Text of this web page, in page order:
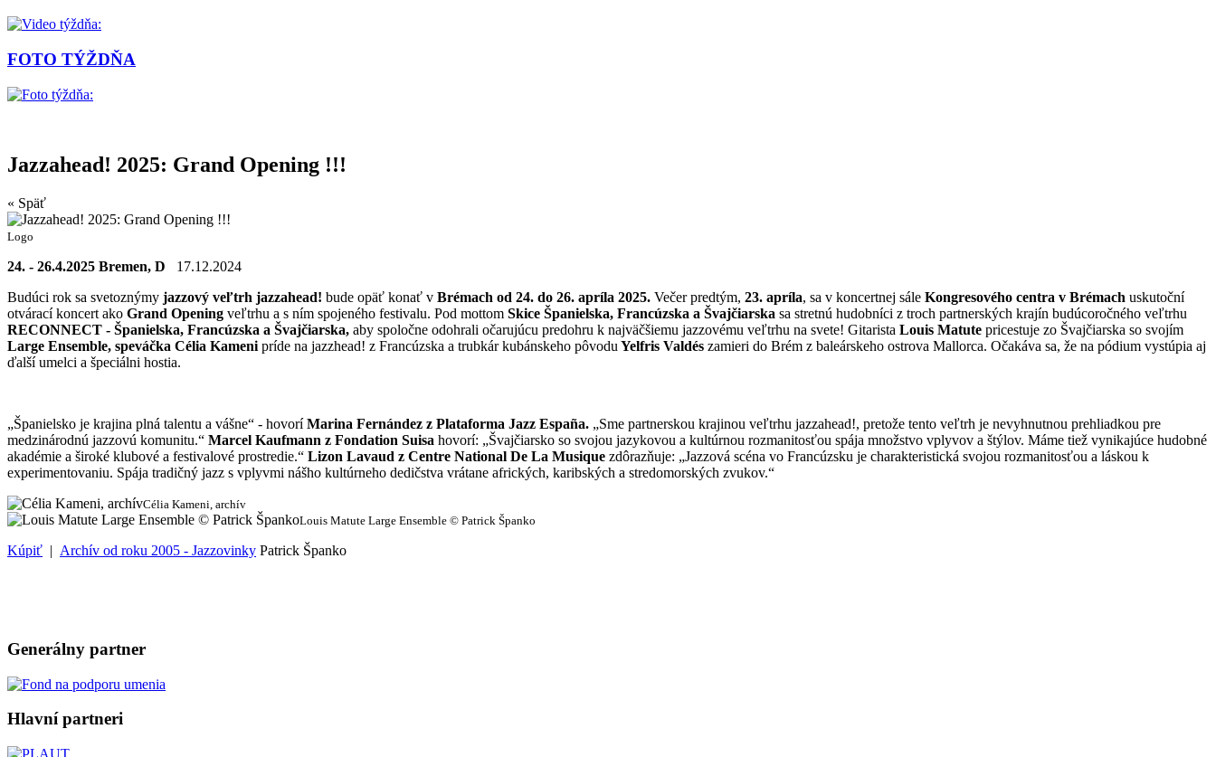
FOTO TÝŽDŇA
Jazzahead! 2025: Grand Opening !!!
« Späť
Logo
24. - 26.4.2025 Bremen, D 17.12.2024
Budúci rok sa svetoznýmy jazzový veľtrh jazzahead! bude opäť konať v Brémach od 24. do 26. apríla 2025. Večer predtým, 23. apríla, sa v koncertnej sále Kongresového centra v Brémach uskutoční
otvárací koncert ako Grand Opening veľtrhu a s ním spojeného festivalu. Pod mottom Skice Španielska, Francúzska a Švajčiarska sa stretnú hudobníci z troch partnerských krajín budúcoročného veľtrhu
RECONNECT - Španielska, Francúzska a Švajčiarska, aby spoločne odohrali očarujúcu predohru k najväčšiemu jazzovému veľtrhu na svete! Gitarista Louis Matute pricestuje zo Švajčiarska so svojím
Large Ensemble, speváčka Célia Kameni príde na jazzhead! z Francúzska a trubkár kubánskeho pôvodu Yelfris Valdés zamieri do Brém z baleárskeho ostrova Mallorca. Očakáva sa, že na pódium vystúpia aj
ďalší umelci a špeciálni hostia.
„Španielsko je krajina plná talentu a vášne“ - hovoríMarina Fernández z Plataforma Jazz España. „Sme partnerskou krajinou veľtrhu jazzahead!, pretože tento veľtrh je nevyhnutnou prehliadkou pre
medzinárodnú jazzovú komunitu.“ Marcel Kaufmann z Fondation Suisa hovorí: „Švajčiarsko so svojou jazykovou a kultúrnou rozmanitosťou spája množstvo vplyvov a štýlov. Máme tiež vynikajúce hudobné
akadémie a široké klubové a festivalové prostredie.“ Lizon Lavaud z Centre National De La Musique zdôrazňuje: „Jazzová scéna vo Francúzsku je charakteristická svojou rozmanitosťou a láskou k
experimentovaniu. Spája tradičný jazz s vplyvmi nášho kultúrneho dedičstva vrátane afrických, karibských a stredomorských zvukov.“
Célia Kameni, archív
Louis Matute Large Ensemble © Patrick Španko
Kúpiť | Archív od roku 2005 - Jazzovinky Patrick Španko
Generálny partner
Hlavní partneri